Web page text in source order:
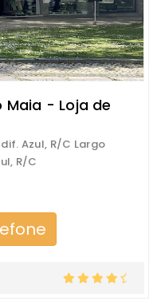
Maia - Loja de
Azul, R/C Largo
R/C